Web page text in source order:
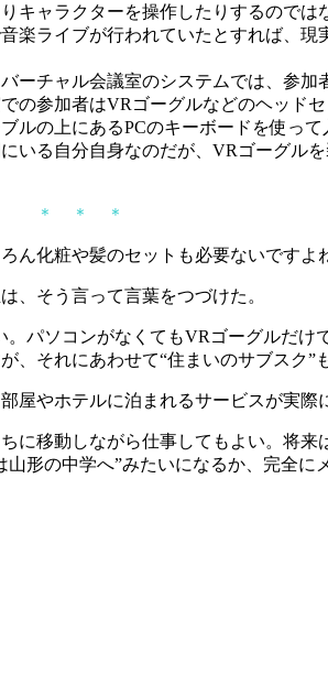
キャラクターを操作したりするので
楽ライブが行われていたとすれば、
ーチャル会議室のシステムでは、参
参加者はVRゴーグルなどのヘッド
の上にあるPCのキーボードを使っ
る自分自身なのだが、VRゴーグル
＊ ＊ ＊
ん化粧や髪のセットも必要ないですよ
、そう言って言葉をつづけた。
パソコンがなくてもVRゴーグルだ
それにあわせて“住まいのサブスク”
やホテルに泊まれるサービスが実際
に移動しながら仕事してもよい。将
形の中学へ”みたいになるか、完全